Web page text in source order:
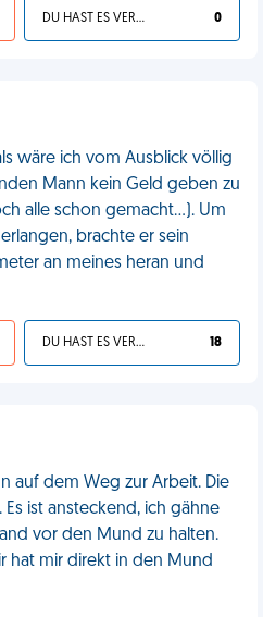
DU HAST ES VERDIENT 0
wäre ich vom Ausblick völlig
Mann kein Geld geben zu
alle schon gemacht...). Um
brachte er sein
an meines heran und
DU HAST ES VERDIENT 18
auf dem Weg zur Arbeit. Die
ist ansteckend, ich gähne
vor den Mund zu halten.
hat mir direkt in den Mund